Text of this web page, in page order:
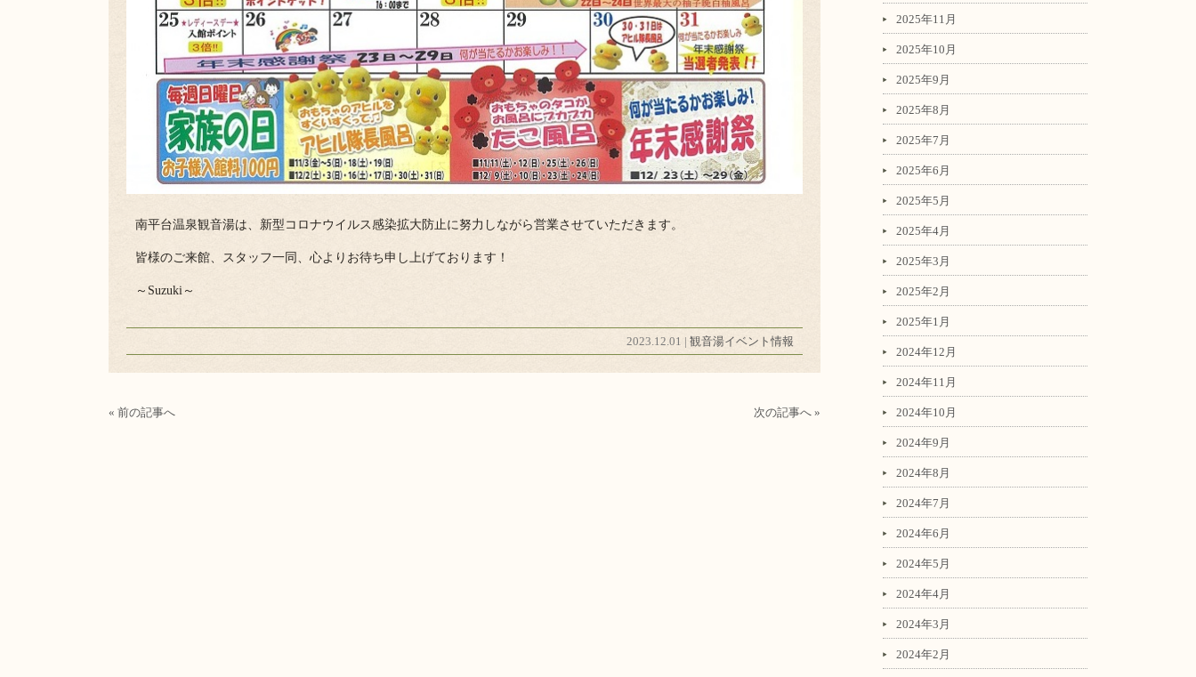
南平台温泉観音湯は、新型コロナウイルス感染拡大防止に努力しながら営業させていただきます。
皆様のご来館、スタッフ一同、心よりお待ち申し上げております！
～Suzuki～
2023.12.01 | 観音湯イベント情報
« 前の記事へ 次の記事へ »
2025年11月
2025年10月
2025年9月
2025年8月
2025年7月
2025年6月
2025年5月
2025年4月
2025年3月
2025年2月
2025年1月
2024年12月
2024年11月
2024年10月
2024年9月
2024年8月
2024年7月
2024年6月
2024年5月
2024年4月
2024年3月
2024年2月